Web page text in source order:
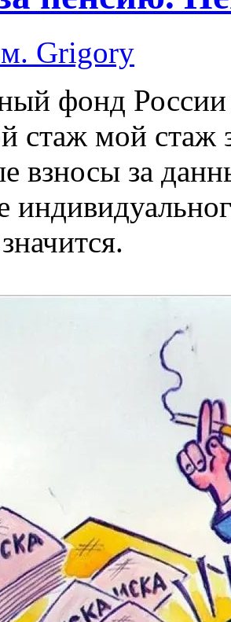
Grigory
фонд России
стаж мой стаж
взносы за